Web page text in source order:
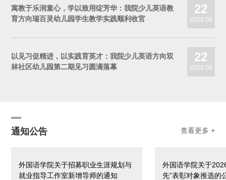
寓教于乐润童心，学以致用绽芳华：我院少儿英语教
育方向瑞百灵幼儿园学生教学实践顺利收官
22
2026.06
以见习促精进，以实践育英才：我院少儿英语方向双
林社区幼儿园第二期见习圆满落幕
22
2026.06
通知公告 查看更多 +
外国语学院关于招募职业生涯规划与
就业指导工作室新增导师的通知
外国语学院关于
先”表彰对象推选的